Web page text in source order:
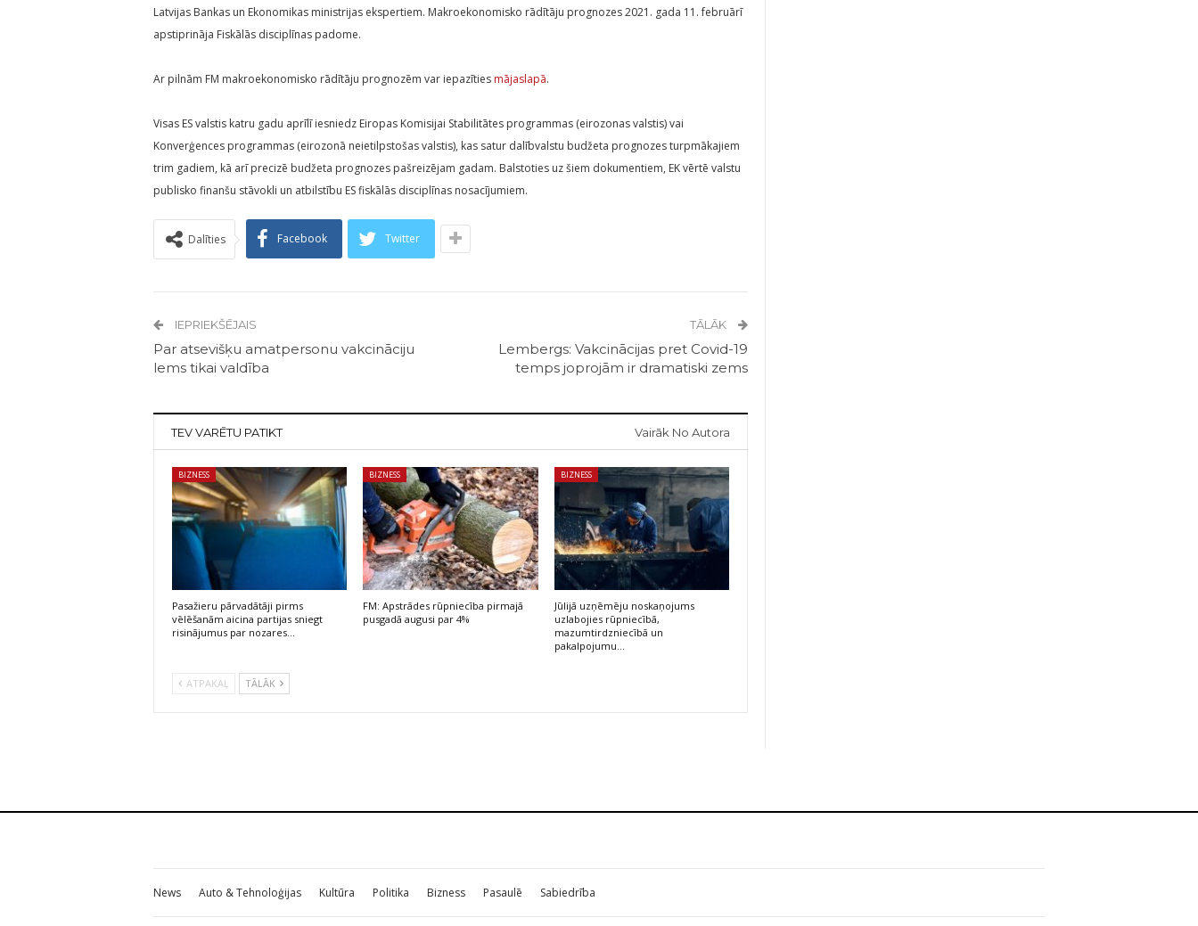
Latvijas Bankas un Ekonomikas ministrijas ekspertiem. Makroekonomisko rādītāju prognozes 2021. gada 11. februārī
apstiprināja Fiskālās disciplīnas padome.
Ar pilnām FM makroekonomisko rādītāju prognozēm var iepazīties mājaslapā.
Visas ES valstis katru gadu aprīlī iesniedz Eiropas Komisijai Stabilitātes programmas (eirozonas valstis) vai
Konverģences programmas (eirozonā neietilpstošas valstis), kas satur dalībvalstu budžeta prognozes turpmākajiem
trim gadiem, kā arī precizē budžeta prognozes pašreizējam gadam. Balstoties uz šiem dokumentiem, EK vērtē valstu
publisko finanšu stāvokli un atbilstību ES fiskālās disciplīnas nosacījumiem.
Dalīties Facebook Twitter
IEPRIEKŠĒJAIS
Par atsevišķu amatpersonu vakcināciju
lems tikai valdība
TĀLĀK
Lembergs: Vakcinācijas pret Covid-19
temps joprojām ir dramatiski zems
TEV VARĒTU PATIKT Vairāk No Autora
BIZNESS
Pasažieru pārvadātāji pirms
vēlēšanām aicina partijas sniegt
risinājumus par nozares…
BIZNESS
FM: Apstrādes rūpniecība pirmajā
pusgadā augusi par 4%
BIZNESS
Jūlijā uzņēmēju noskaņojums
uzlabojies rūpniecībā,
mazumtirdzniecībā un
pakalpojumu…
ATPAKAĻ TĀLĀK
News Auto & Tehnoloģijas Kultūra Politika Bizness Pasaulē Sabiedrība